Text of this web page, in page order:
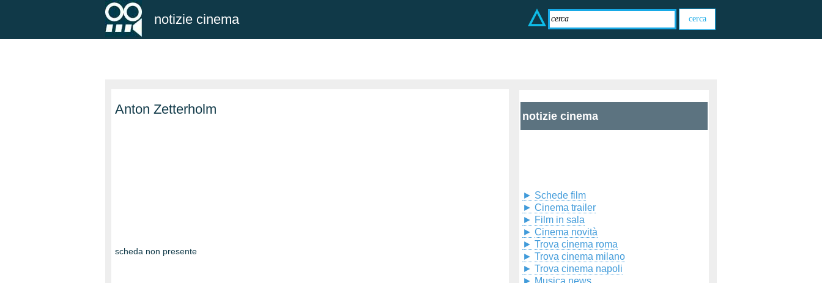
notizie cinema
Anton Zetterholm
scheda non presente
notizie cinema
► Schede film
► Cinema trailer
► Film in sala
► Cinema novità
► Trova cinema roma
► Trova cinema milano
► Trova cinema napoli
► Musica news